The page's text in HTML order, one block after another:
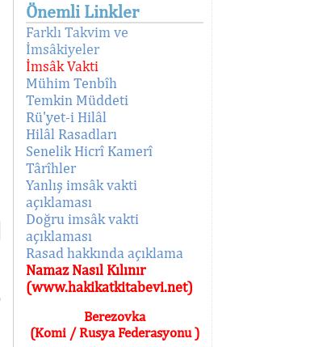
Önemli Linkler
Farklı Takvim ve
İmsâkiyeler
İmsâk Vakti
Mühim Tenbîh
Temkin Müddeti
Rü'yet-i Hilâl
Hilâl Rasadları
Senelik Hicrî Kamerî
Târîhler
Yanlış imsâk vakti
açıklaması
Doğru imsâk vakti
açıklaması
Rasad hakkında açıklama
Namaz Nasıl Kılınır
(www.hakikatkitabevi.net)
Berezovka
(Komi / Rusya Federasyonu )